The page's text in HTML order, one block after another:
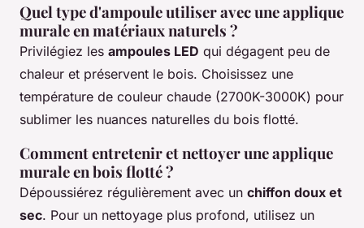
Quel type d'ampoule utiliser avec une applique
murale en matériaux naturels ?
Privilégiez les ampoules LED qui dégagent peu de
chaleur et préservent le bois. Choisissez une
température de couleur chaude (2700K-3000K) pour
sublimer les nuances naturelles du bois flotté.
Comment entretenir et nettoyer une applique
murale en bois flotté ?
Dépoussiérez régulièrement avec un chiffon doux et
sec. Pour un nettoyage plus profond, utilisez un